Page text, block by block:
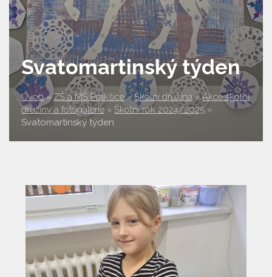
Svatomartinský týden
Úvod » ZŠ a MŠ Prakšice » Školní družina » Akce školní
družiny a fotogalerie » Školní rok 2024/2025 »
Svatomartinský týden